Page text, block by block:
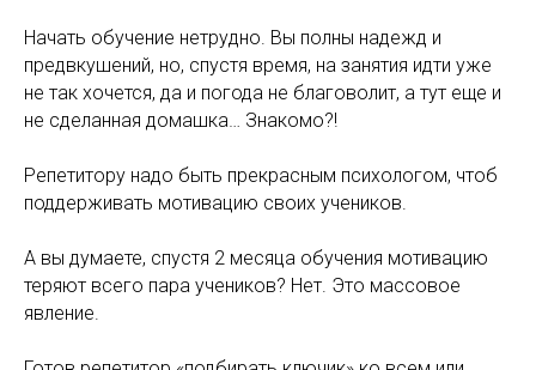
Начать обучение нетрудно. Вы полны надежд и
предвкушений, но, спустя время, на занятия идти уже
не так хочется, да и погода не благоволит, а тут еще и
не сделанная домашка… Знакомо?!
Репетитору надо быть прекрасным психологом, чтоб
поддерживать мотивацию своих учеников.
А вы думаете, спустя 2 месяца обучения мотивацию
теряют всего пара учеников? Нет. Это массовое
явление.